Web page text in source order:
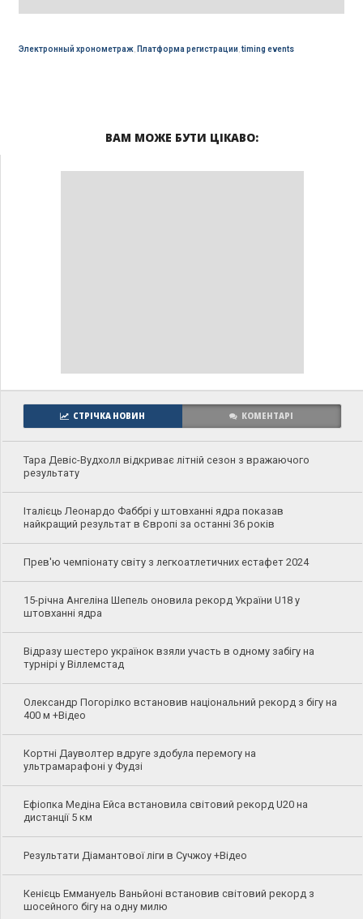
Электронный хронометраж, Платформа регистрации timing events
ВАМ МОЖЕ БУТИ ЦІКАВО:
СТРІЧКА НОВИН КОМЕНТАРІ
Тара Девіс-Вудхолл відкриває літній сезон з вражаючого
результату
Італієць Леонардо Фаббрі у штовханні ядра показав
найкращий результат в Європі за останні 36 років
Прев'ю чемпіонату світу з легкоатлетичних естафет 2024
15-річна Ангеліна Шепель оновила рекорд України U18 у
штовханні ядра
Відразу шестеро українок взяли участь в одному забігу на
турнірі у Віллемстад
Олександр Погорілко встановив національний рекорд з бігу на
400 м +Відео
Кортні Дауволтер вдруге здобула перемогу на
ультрамарафоні у Фудзі
Ефіопка Медіна Ейса встановила світовий рекорд U20 на
дистанції 5 км
Результати Діамантової ліги в Сучжоу +Відео
Кенієць Еммануель Ваньйоні встановив світовий рекорд з
шосейного бігу на одну милю